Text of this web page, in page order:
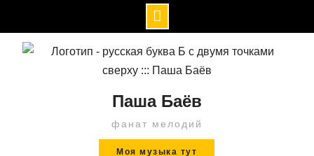
Перейти
Паша Баёв
фанат мелодий
Моя музыка тут